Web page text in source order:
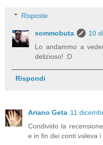
Risposte
sommobuta
10
Lo andammo a
delizioso! :D
Rispondi
Ariano Geta 11
Condivido la
e in fin dei conti valeva